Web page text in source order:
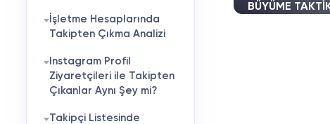
İşletme Hesaplarında
Takipten Çıkma Analizi
Instagram Profil
Ziyaretçileri ile Takipten
Çıkanlar Aynı Şey mi?
Takipçi Listesinde
BÜYÜME